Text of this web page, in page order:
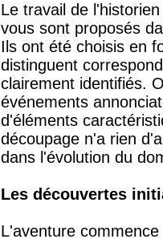
Le travail de
vous sont proposés
Ils ont été choisis en
distinguent
clairement identifiés.
événements
d'éléments
découpage n'a rien
dans l'évolution du
Les découvertes
L'aventure